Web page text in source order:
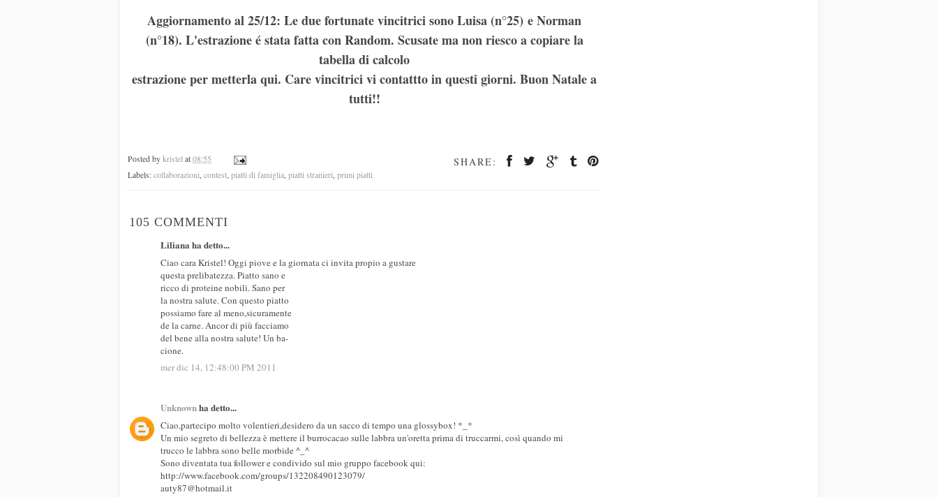
Aggiornamento al 25/12: Le due fortunate vincitrici sono Luisa (n°25) e Norman
(n°18). L'estrazione é stata fatta con Random. Scusate ma non riesco a copiare la
tabella di calcolo
estrazione per metterla qui. Care vincitrici vi contattto in questi giorni. Buon Natale a
tutti!!
SHARE:
Posted by kristel at 08:55
Labels: collaborazioni, contest, piatti di famiglia, piatti stranieri, primi piatti
105 COMMENTI
Liliana ha detto...
Ciao cara Kristel! Oggi piove e la giornata ci invita propio a gustare
questa prelibatezza. Piatto sano e
ricco di proteine nobili. Sano per
la nostra salute. Con questo piatto
possiamo fare al meno,sicuramente
de la carne. Ancor di più facciamo
del bene alla nostra salute! Un ba-
cione.
mer dic 14, 12:48:00 PM 2011
Unknownha detto...
Ciao,partecipo molto volentieri,desidero da un sacco di tempo una glossybox! *_*
Un mio segreto di bellezza è mettere il burrocacao sulle labbra un'oretta prima di truccarmi, così quando mi
trucco le labbra sono belle morbide ^_^
Sono diventata tua follower e condivido sul mio gruppo facebook qui:
http://www.facebook.com/groups/132208490123079/
auty87@hotmail.it